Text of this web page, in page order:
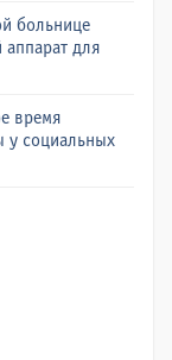
больнице
аппарат для
время
у социальных